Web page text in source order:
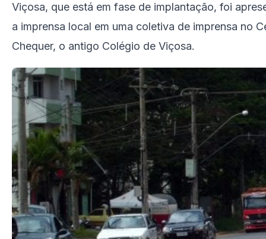
Viçosa, que está em fase de implantação, foi
a imprensa local em uma coletiva de imprensa no
Chequer, o antigo Colégio de Viçosa.